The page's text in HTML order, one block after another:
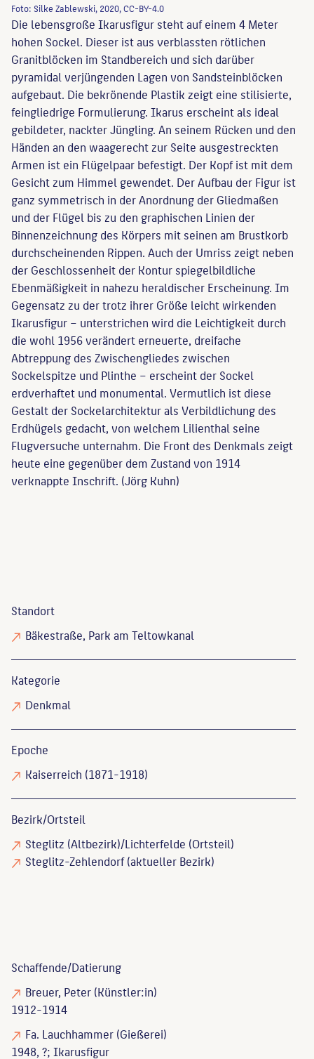
Foto: Silke Zablewski, 2020, CC-BY-4.0
Die lebensgroße Ikarusfigur steht auf einem 4 Meter
hohen Sockel. Dieser ist aus verblassten rötlichen
Granitblöcken im Standbereich und sich darüber
pyramidal verjüngenden Lagen von Sandsteinblöcken
aufgebaut. Die bekrönende Plastik zeigt eine stilisierte,
feingliedrige Formulierung. Ikarus erscheint als ideal
gebildeter, nackter Jüngling. An seinem Rücken und den
Händen an den waagerecht zur Seite ausgestreckten
Armen ist ein Flügelpaar befestigt. Der Kopf ist mit dem
Gesicht zum Himmel gewendet. Der Aufbau der Figur ist
ganz symmetrisch in der Anordnung der Gliedmaßen
und der Flügel bis zu den graphischen Linien der
Binnenzeichnung des Körpers mit seinen am Brustkorb
durchscheinenden Rippen. Auch der Umriss zeigt neben
der Geschlossenheit der Kontur spiegelbildliche
Ebenmäßigkeit in nahezu heraldischer Erscheinung. Im
Gegensatz zu der trotz ihrer Größe leicht wirkenden
Ikarusfigur – unterstrichen wird die Leichtigkeit durch
die wohl 1956 verändert erneuerte, dreifache
Abtreppung des Zwischengliedes zwischen
Sockelspitze und Plinthe – erscheint der Sockel
erdverhaftet und monumental. Vermutlich ist diese
Gestalt der Sockelarchitektur als Verbildlichung des
Erdhügels gedacht, von welchem Lilienthal seine
Flugversuche unternahm. Die Front des Denkmals zeigt
heute eine gegenüber dem Zustand von 1914
verknappte Inschrift. (Jörg Kuhn)
Standort
Bäkestraße, Park am Teltowkanal
Kategorie
Denkmal
Epoche
Kaiserreich (1871-1918)
Bezirk/Ortsteil
Steglitz (Altbezirk)/Lichterfelde (Ortsteil)
Steglitz-Zehlendorf (aktueller Bezirk)
Schaffende/Datierung
Breuer, Peter(Künstler:in)
1912-1914
Fa. Lauchhammer(Gießerei)
1948, ?; Ikarusfigur